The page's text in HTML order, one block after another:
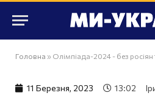
Головна » Олімпіада-2024 - без росіян та
11 Березня, 2023 13:02